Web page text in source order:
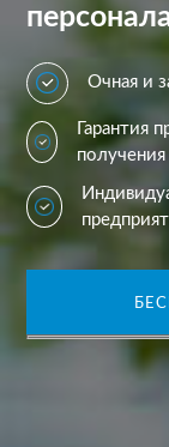
Очная и
Гарантия